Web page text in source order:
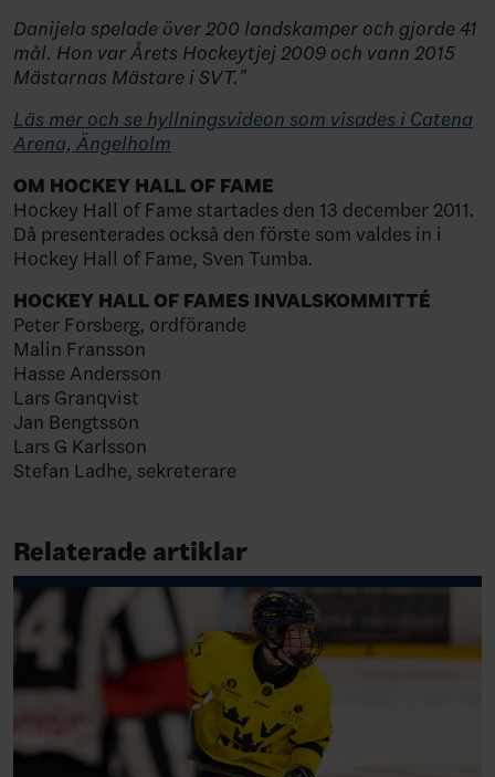
Danijela spelade över 200 landskamper och gjorde 41
mål. Hon var Årets Hockeytjej 2009 och vann 2015
Mästarnas Mästare i SVT."
Läs mer och se hyllningsvideon som visades i Catena
Arena, Ängelholm
OM HOCKEY HALL OF FAME
Hockey Hall of Fame startades den 13 december 2011.
Då presenterades också den förste som valdes in i
Hockey Hall of Fame, Sven Tumba.
HOCKEY HALL OF FAMES INVALSKOMMITTÉ
Peter Forsberg, ordförande
Malin Fransson
Hasse Andersson
Lars Granqvist
Jan Bengtsson
Lars G Karlsson
Stefan Ladhe, sekreterare
Relaterade artiklar